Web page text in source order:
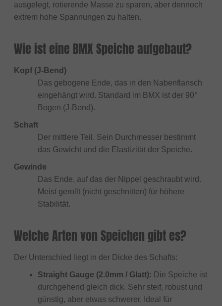
ausgelegt, rotierende Masse zu sparen, aber dennoch
extrem hohe Spannungen zu halten.
Wie ist eine BMX Speiche aufgebaut?
Kopf (J-Bend)
Das gebogene Ende, das in den Nabenflansch
eingehängt wird. Standard im BMX ist der 90°
Bogen (J-Bend).
Schaft
Der mittlere Teil. Sein Durchmesser bestimmt
das Gewicht und die Elastizität der Speiche.
Gewinde
Das Ende, auf das der Nippel geschraubt wird.
Meist gerollt (nicht geschnitten) für höhere
Stabilität.
Welche Arten von Speichen gibt es?
Der Unterschied liegt in der Dicke des Schafts:
Straight Gauge (2.0mm / Glatt): Die Speiche ist
durchgehend gleich dick. Sehr steif, robust und
günstig, aber etwas schwerer. Ideal für